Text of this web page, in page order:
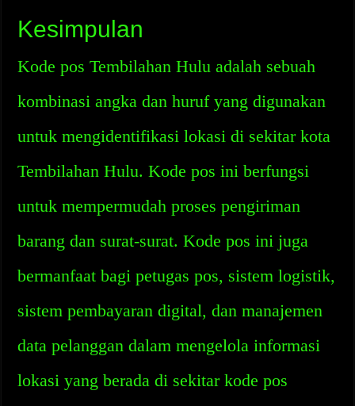
Kesimpulan
Kode pos Tembilahan Hulu adalah sebuah
kombinasi angka dan huruf yang digunakan
untuk mengidentifikasi lokasi di sekitar kota
Tembilahan Hulu. Kode pos ini berfungsi
untuk mempermudah proses pengiriman
barang dan surat-surat. Kode pos ini juga
bermanfaat bagi petugas pos, sistem logistik,
sistem pembayaran digital, dan manajemen
data pelanggan dalam mengelola informasi
lokasi yang berada di sekitar kode pos